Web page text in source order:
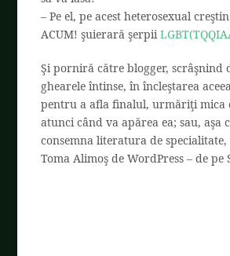
– Pe el, pe acest heterosexual
ACUM! şuierară şerpiiLGBT(
Şi porniră către blogger, scrâşnind
ghearele întinse, în încleştarea
pentru a afla finalul, urmăriţi mica
atunci când va apărea ea; sau, aşa
consemna literatura de
Toma Alimoş de WordPress – de pe